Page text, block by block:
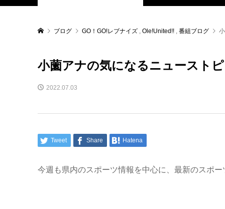
ブログ GO！GO!レブナイズ , Ole!United!! , 番組ブログ
小薗アナの気になるニュースト
2022.07.03
Tweet Share Hatena
今週も県内のスポーツ情報を中心に、最新のスポ